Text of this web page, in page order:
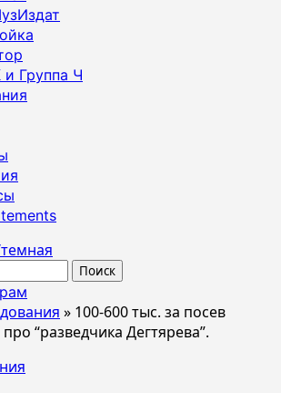
Группа Ч
» 100-600 тыс. за посев
“разведчика Дегтярева”.